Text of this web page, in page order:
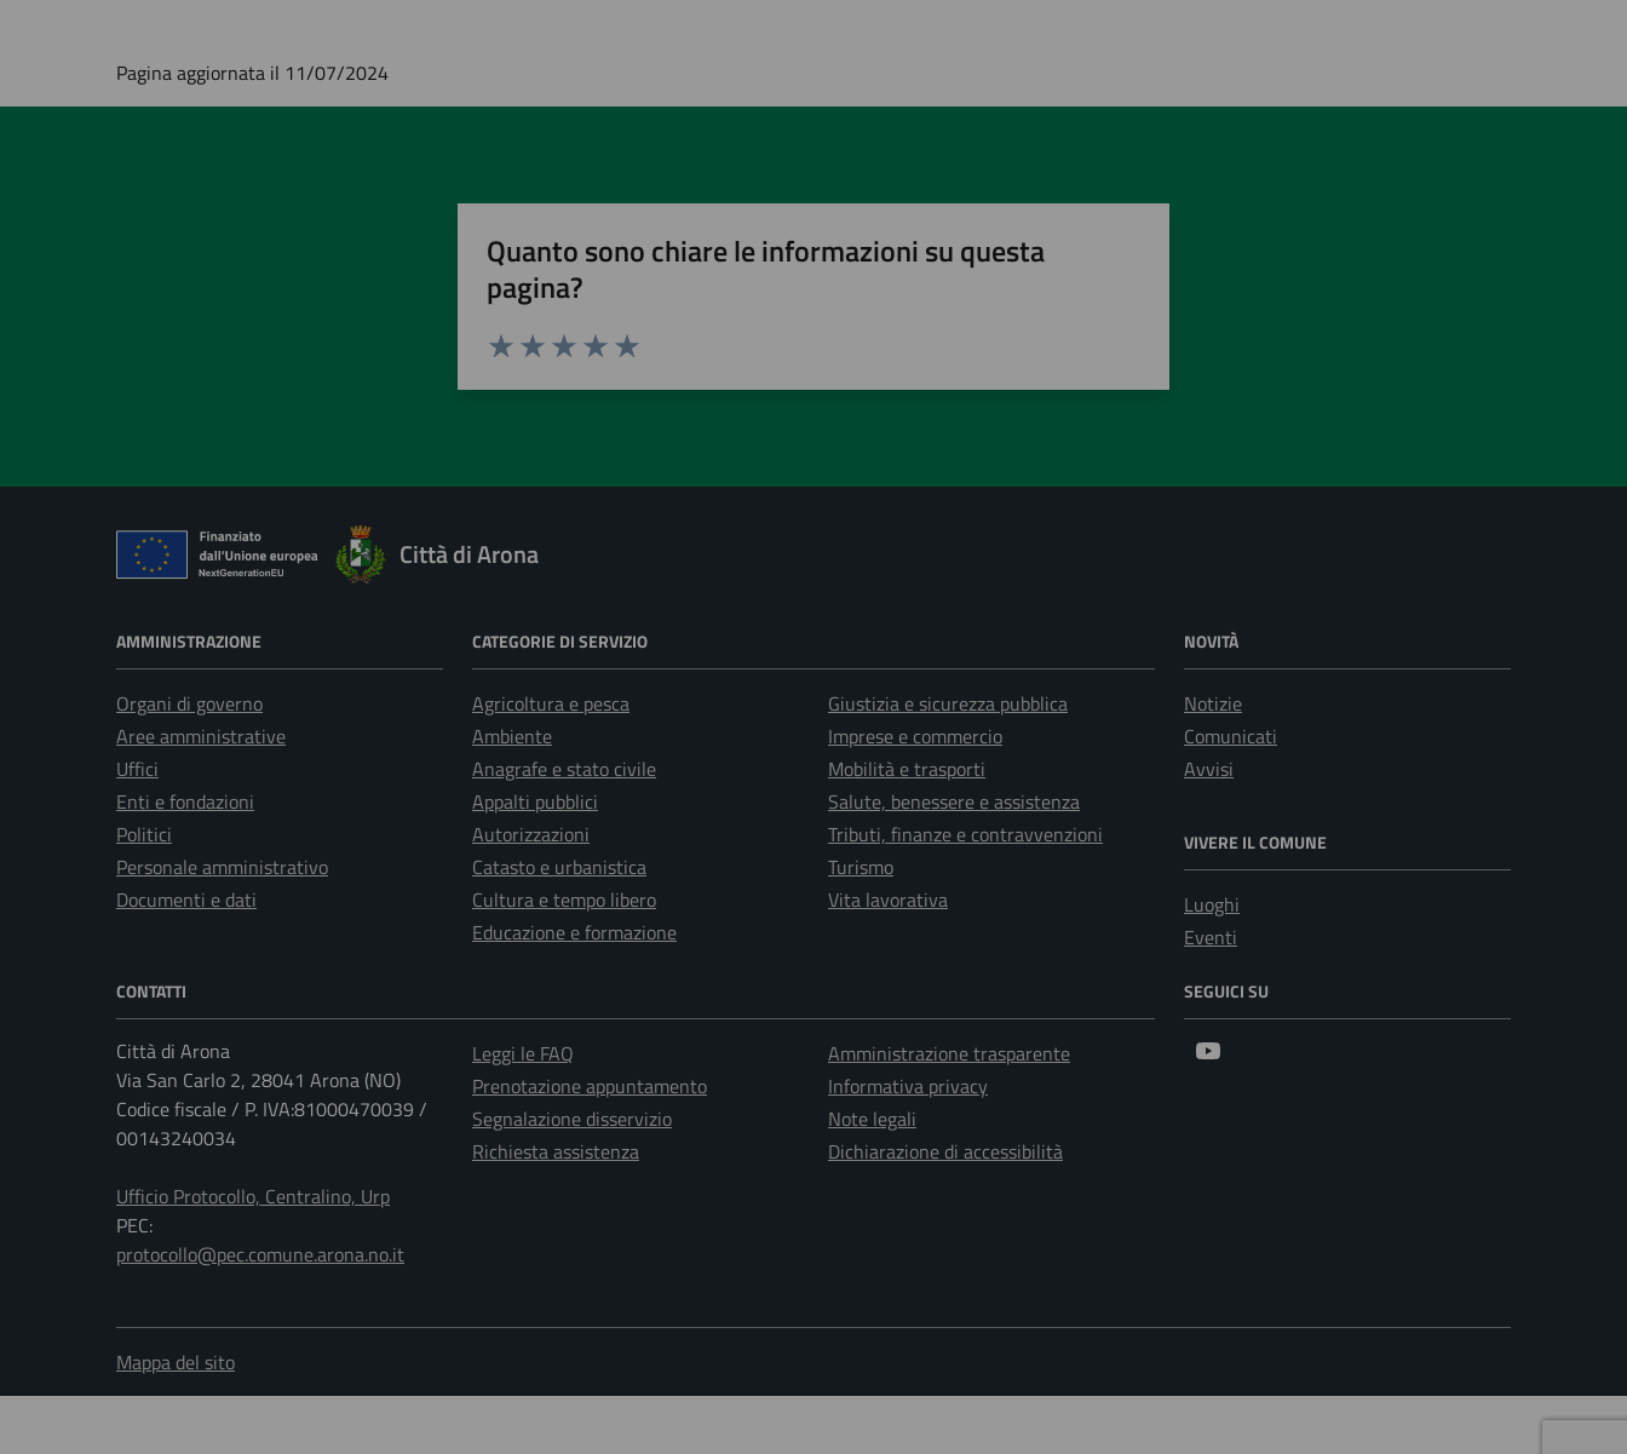
Pagina aggiornata il 11/07/2024
Quanto sono chiare le informazioni su questa
pagina?
Città di Arona
AMMINISTRAZIONE
Organi di governo
Aree amministrative
Uffici
Enti e fondazioni
Politici
Personale amministrativo
Documenti e dati
CATEGORIE DI SERVIZIO
Agricoltura e pesca
Ambiente
Anagrafe e stato civile
Appalti pubblici
Autorizzazioni
Catasto e urbanistica
Cultura e tempo libero
Educazione e formazione
Giustizia e sicurezza pubblica
Imprese e commercio
Mobilità e trasporti
Salute, benessere e assistenza
Tributi, finanze e contravvenzioni
Turismo
Vita lavorativa
NOVITÀ
Notizie
Comunicati
Avvisi
VIVERE IL COMUNE
Luoghi
Eventi
CONTATTI
Città di Arona
Via San Carlo 2, 28041 Arona (NO)
Codice fiscale / P. IVA:81000470039 /
00143240034
Ufficio Protocollo, Centralino, Urp
PEC:
protocollo@pec.comune.arona.no.it
Leggi le FAQ
Prenotazione appuntamento
Segnalazione disservizio
Richiesta assistenza
Amministrazione trasparente
Informativa privacy
Note legali
Dichiarazione di accessibilità
SEGUICI SU
Mappa del sito